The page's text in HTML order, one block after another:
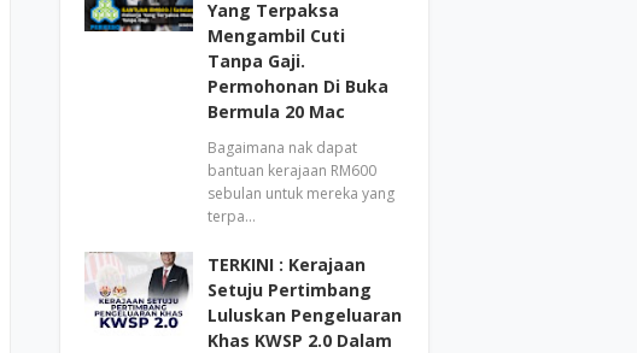
Yang Terpaksa
Mengambil Cuti
Tanpa Gaji.
Permohonan Di Buka
Bermula 20 Mac
Bagaimana nak dapat
bantuan kerajaan RM600
sebulan untuk mereka yang
terpa…
TERKINI : Kerajaan
Setuju Pertimbang
Luluskan Pengeluaran
Khas KWSP 2.0 Dalam